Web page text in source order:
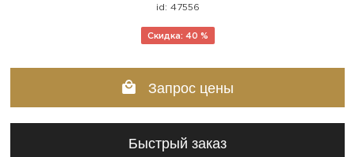
id: 47556
Скидка: 40 %
Запрос цены
Быстрый заказ